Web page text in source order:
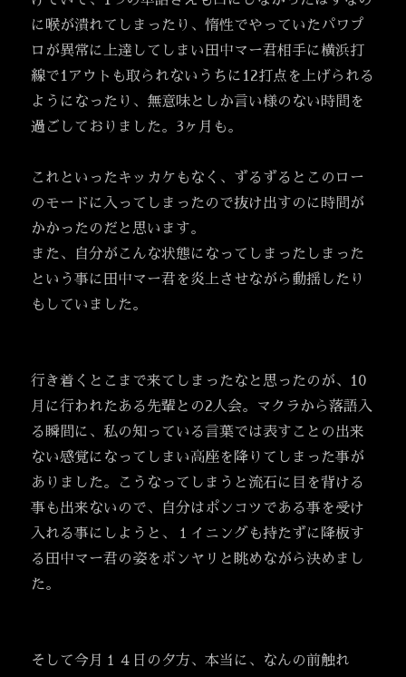
に喉が潰れてしまったり、惰性でやっていたパワプ
ロが異常に上達してしまい田中マー君相手に横浜打
線で1アウトも取られないうちに12打点を上げられる
ようになったり、無意味としか言い様のない時間を
過ごしておりました。3ヶ月も。
これといったキッカケもなく、ずるずるとこのロー
のモードに入ってしまったので抜け出すのに時間が
かかったのだと思います。
また、自分がこんな状態になってしまったしまった
という事に田中マー君を炎上させながら動揺したり
もしていました。
行き着くとこまで来てしまったなと思ったのが、10
月に行われたある先輩との2人会。マクラから落語入
る瞬間に、私の知っている言葉では表すことの出来
ない感覚になってしまい高座を降りてしまった事が
ありました。こうなってしまうと流石に目を背ける
事も出来ないので、自分はポンコツである事を受け
入れる事にしようと、１イニングも持たずに降板す
る田中マー君の姿をボンヤリと眺めながら決めまし
た。
そして今月１４日の夕方、本当に、なんの前触れ